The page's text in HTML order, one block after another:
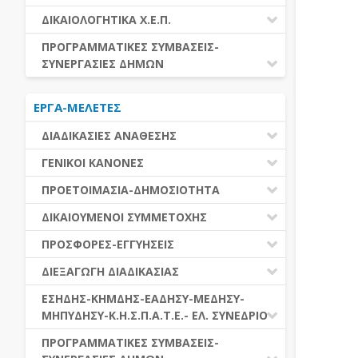
ΕΚΤΕΛΕΣΗ ΥΠΗΡΕΣΙΩΝ
ΕΚΤΕΛΕΣΗ ΠΡΟΜΗΘΕΙΩΝ
ΕΑΑΔΗΣΥ
ΕΑΔΗΣΥ
ΕΛ.ΣΥΝΕΔΡΙΟ
ΕΣΗΔΗΣ
ΔΙΚΑΙΟΛΟΓΗΤΙΚΑ Χ.Ε.Π.
ΔΙΚΑΙΟΛΟΓΗΤΙΚΑ Χ.Ε.Π.
ΠΡΟΓΡΑΜΜΑΤΙΚΕΣ ΣΥΜΒΑΣΕΙΣ-
ΣΥΝΕΡΓΑΣΙΕΣ ΔΗΜΩΝ
ΔΙΕΘΝΕΣ ΚΑΙ ΕΥΡΩΠΑΙΚΟ ΕΠΙΠΕΔΟ
ΠΡΟΓΡΑΜΜΑΤΙΚΕΣ ΣΥΜΒΑΣΕΙΣ
ΕΡΓΑ-ΜΕΛΕΤΕΣ
ΔΙΑΔΙΚΑΣΙΕΣ ΑΝΑΘΕΣΗΣ
ΔΙΑΔΙΚΑΣΙΕΣ ΑΝΑΘΕΣΗΣ
ΣΥΓΚΕΝΤΡΩΤΙΚΕΣ ΔΙΑΔΙΚΑΣΙΕΣ
ΑΝΑΘΕΣΗΣ
ΠΙΝΑΚΕΣ ΔΗΜΟΣΝΕΤ
ΓΕΝΙΚΟΙ ΚΑΝΟΝΕΣ
ΠΕΔΙΟ ΕΦΑΡΜΟΓΗΣ-ΕΝΑΡΞΗ ΙΣΧΥΟΣ
ΗΛΕΚΤΡΟΝΙΚΑ ΜΕΣΑ
ΓΕΝΙΚΕΣ ΑΡΧΕΣ ΚΑΙ ΚΑΝΟΝΕΣ
ΑΞΙΑ ΣΥΜΒΑΣΗΣ
ΕΙΔΗ ΣΥΜΒΑΣΕΩΝ
ΔΙΑΦΟΡΑ
ΠΡΟΕΤΟΙΜΑΣΙΑ-ΔΗΜΟΣΙΟΤΗΤΑ
ΓΝΩΜΟΔΟΤΙΚΑ ΟΡΓΑΝΑ-ΕΠΙΤΡΟΠΕΣ
ΠΡΟΕΤΟΙΜΑΣΙΑ
ΕΓΓΡΑΦΑ ΤΗΣ ΣΥΜΒΑΣΗΣ
ΔΗΜΟΣΙΕΥΣΕΙΣ
ΕΝΑΡΞΗ-ΠΡΟΘΕΣΜΙΕΣ
ΔΙΚΑΙΟΥΜΕΝΟΙ ΣΥΜΜΕΤΟΧΗΣ
ΔΙΚΑΙΟΥΜΕΝΟΙ ΣΥΜΜΕΤΟΧΗΣ
ΚΡΙΤΗΡΙΑ ΕΠΙΛΟΓΗΣ
ΛΟΓΟΙ ΑΠΟΚΛΕΙΣΜΟΥ
ΔΙΚΑΙΟΛΟΓΗΤΙΚΑ ΛΟΓΩΝ
ΑΠΟΚΛΕΙΣΜΟΥ & ΚΡΙΤΗΡΙΩΝ
ΕΠΙΛΟΓΗΣ
ΕΕΕΣ
ΠΡΟΣΦΟΡΕΣ-ΕΓΓΥΗΣΕΙΣ
ΕΓΓΥΗΣΕΙΣ
ΠΡΟΣΦΟΡΕΣ
ΔΙΕΞΑΓΩΓΗ ΔΙΑΔΙΚΑΣΙΑΣ
ΑΞΙΟΛΟΓΗΣΗ ΚΑΙ ΑΝΑΘΕΣΗ
ΑΠΟΤΕΛΕΣΜΑ ΔΙΑΔΙΚΑΣΙΑΣ
ΠΡΟΣΦΥΓΕΣ-ΕΝΣΤΑΣΕΙΣ
ΕΣΗΔΗΣ-ΚΗΜΔΗΣ-ΕΑΔΗΣΥ-ΜΕΔΗΣΥ-
ΜΗΠΥΔΗΣΥ-Κ.Η.Σ.Π.Α.Τ.Ε.- ΕΛ. ΣΥΝΕΔΡΙΟ
ΕΑΑΔΗΣΥ
ΠΡΟΓΡΑΜΜΑΤΙΚΕΣ ΣΥΜΒΑΣΕΙΣ-